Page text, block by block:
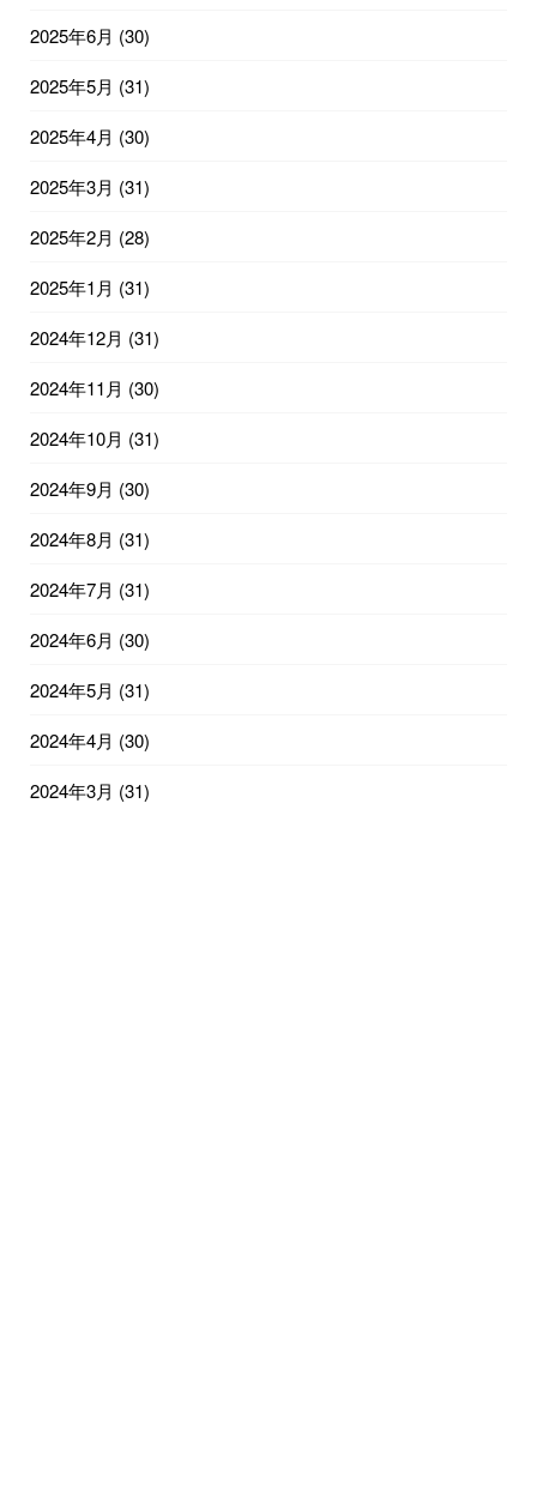
2025年6月 (30)
2025年5月 (31)
2025年4月 (30)
2025年3月 (31)
2025年2月 (28)
2025年1月 (31)
2024年12月 (31)
2024年11月 (30)
2024年10月 (31)
2024年9月 (30)
2024年8月 (31)
2024年7月 (31)
2024年6月 (30)
2024年5月 (31)
2024年4月 (30)
2024年3月 (31)